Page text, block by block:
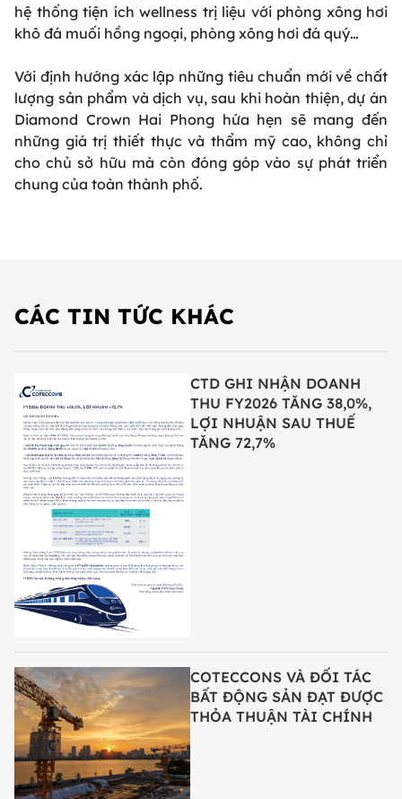
hệ thống tiện ích wellness trị liệu với phòng xông hơi
khô đá muối hồng ngoại, phòng xông hơi đá quý…
Với định hướng xác lập những tiêu chuẩn mới về chất
lượng sản phẩm và dịch vụ, sau khi hoàn thiện, dự án
Diamond Crown Hai Phong hứa hẹn sẽ mang đến
những giá trị thiết thực và thẩm mỹ cao, không chỉ
cho chủ sở hữu mà còn đóng góp vào sự phát triển
chung của toàn thành phố.
CÁC TIN TỨC KHÁC
CTD GHI NHẬN DOANH
THU FY2026 TĂNG 38,0%,
LỢI NHUẬN SAU THUẾ
TĂNG 72,7%
COTECCONS VÀ ĐỐI TÁC
BẤT ĐỘNG SẢN ĐẠT ĐƯỢC
THỎA THUẬN TÀI CHÍNH